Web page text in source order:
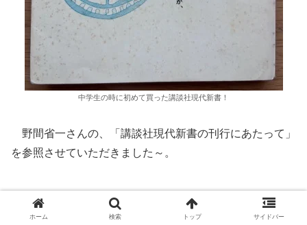
中学生の時に初めて買った講談社現代新書！
野間省一さんの、「講談社現代新書の刊行にあたって」
を参照させていただきました～。
本や読書。
ホーム 検索 トップ サイドバー